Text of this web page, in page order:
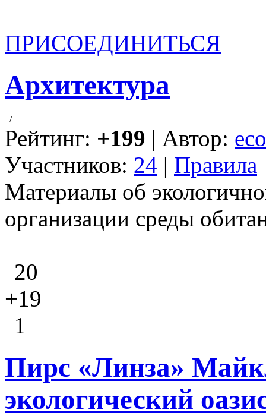
ПРИСОЕДИНИТЬСЯ
Архитектура
/
Рейтинг: +199 | Автор:
Участников: 24 | Правила
Материалы об
организации среды
20
+19
1
Пирс «Линза»
экологический